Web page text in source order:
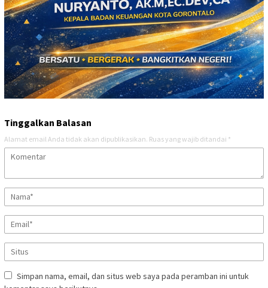
Tinggalkan Balasan
Alamat email Anda tidak akan dipublikasikan. Ruas yang wajib ditandai *
Simpan nama, email, dan situs web saya pada peramban ini untuk